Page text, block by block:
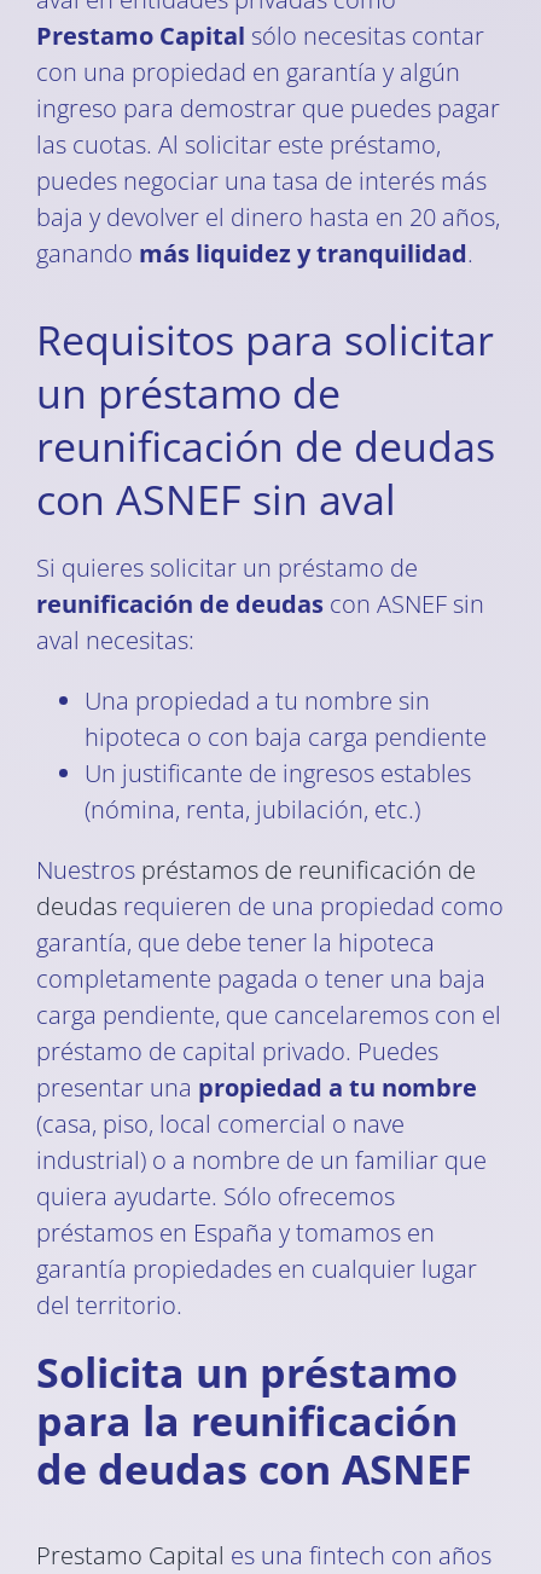
Prestamo Capital sólo necesitas contar
con una propiedad en garantía y algún
ingreso para demostrar que puedes pagar
las cuotas. Al solicitar este préstamo,
puedes negociar una tasa de interés más
baja y devolver el dinero hasta en 20 años,
ganando más liquidez y tranquilidad.
Requisitos para solicitar
un préstamo de
reunificación de deudas
con ASNEF sin aval
Si quieres solicitar un préstamo de
reunificación de deudascon ASNEF sin
aval necesitas:
Una propiedad a tu nombre sin
hipoteca o con baja carga pendiente
Un justificante de ingresos estables
(nómina, renta, jubilación, etc.)
Nuestros préstamos de reunificación de
deudasrequieren de una propiedad como
garantía, que debe tener la hipoteca
completamente pagada o tener una baja
carga pendiente, que cancelaremos con el
préstamo de capital privado. Puedes
presentar una propiedad a tu nombre
(casa, piso, local comercial o nave
industrial) o a nombre de un familiar que
quiera ayudarte. Sólo ofrecemos
préstamos en España y tomamos en
garantía propiedades en cualquier lugar
del territorio.
Solicita un préstamo
para la reunificación
de deudas con ASNEF
Prestamo Capital es una fintech con años